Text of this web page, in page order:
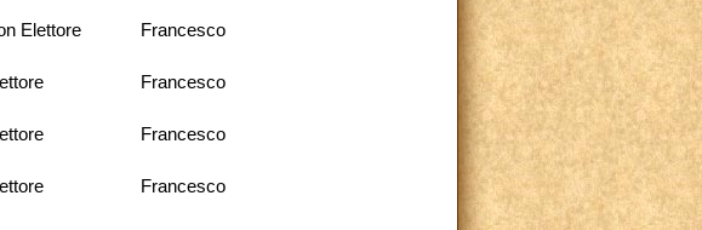
Elettore Francesco
Francesco
Francesco
Francesco